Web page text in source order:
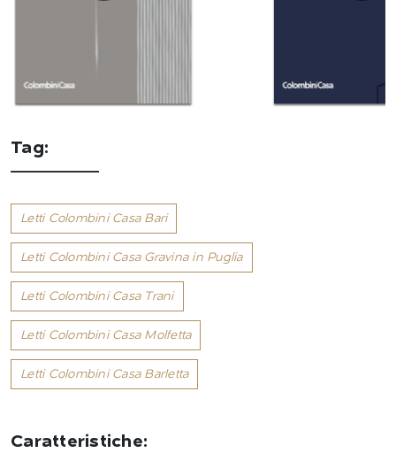
Tag:
Letti Colombini Casa Bari
Letti Colombini Casa Gravina in Puglia
Letti Colombini Casa Trani
Letti Colombini Casa Molfetta
Letti Colombini Casa Barletta
Caratteristiche: